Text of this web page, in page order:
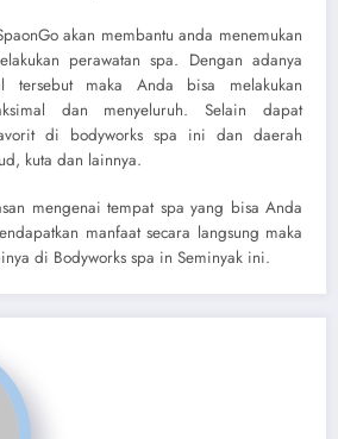
akan membantu anda menemukan
perawatan spa. Dengan adanya
tersebut maka Anda bisa melakukan
dan menyeluruh. Selain dapat
di bodyworks spa ini dan daerah
kuta dan lainnya.
mengenai tempat spa yang bisa Anda
manfaat secara langsung maka
di Bodyworks spa in Seminyak ini.